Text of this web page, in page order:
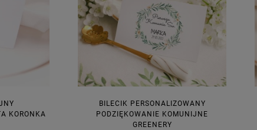
KORONKA
BILECIK PERSONALIZOWANY
PODZIĘKOWANIE KOMUNIJNE
GREENERY